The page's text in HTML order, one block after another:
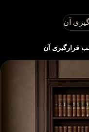
قرارگیری آن